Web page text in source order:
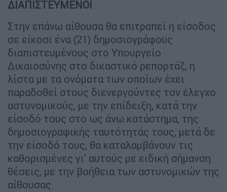
ΔΙΑΠΙΣΤΕΥΜΕΝΟΙ
Στην επάνω αίθουσα θα επιτραπεί η είσοδος
σε είκοσι ένα (21) δημοσιογράφους
διαπιστευμένους στο Υπουργείο
Δικαιοσύνης στο δικαστικό ρεπορτάζ, η
λίστα με τα ονόματα των οποίων έχει
παραδοθεί στους διενεργούντες τον έλεγχο
αστυνομικούς, με την επίδειξη, κατά την
είσοδό τους στο ως άνω κατάστημα, της
δημοσιογραφικής ταυτότητάς τους, μετά δε
την είσοδό τους, θα καταλαμβάνουν τις
καθορισμένες γι' αυτούς με ειδική σήμανση
θέσεις, με την βοήθεια των αστυνομικών της
αίθουσας.